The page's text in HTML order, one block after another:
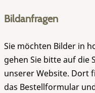
Bildanfragen
Sie möchten Bilder in
gehen Sie bitte auf die
unserer Website. Dort
das Bestellformular